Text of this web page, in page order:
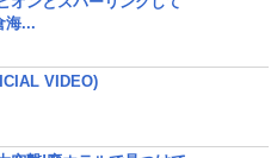
海...
VIDEO)